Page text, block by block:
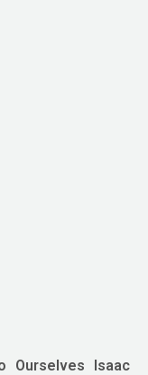
Ourselves
Isaac